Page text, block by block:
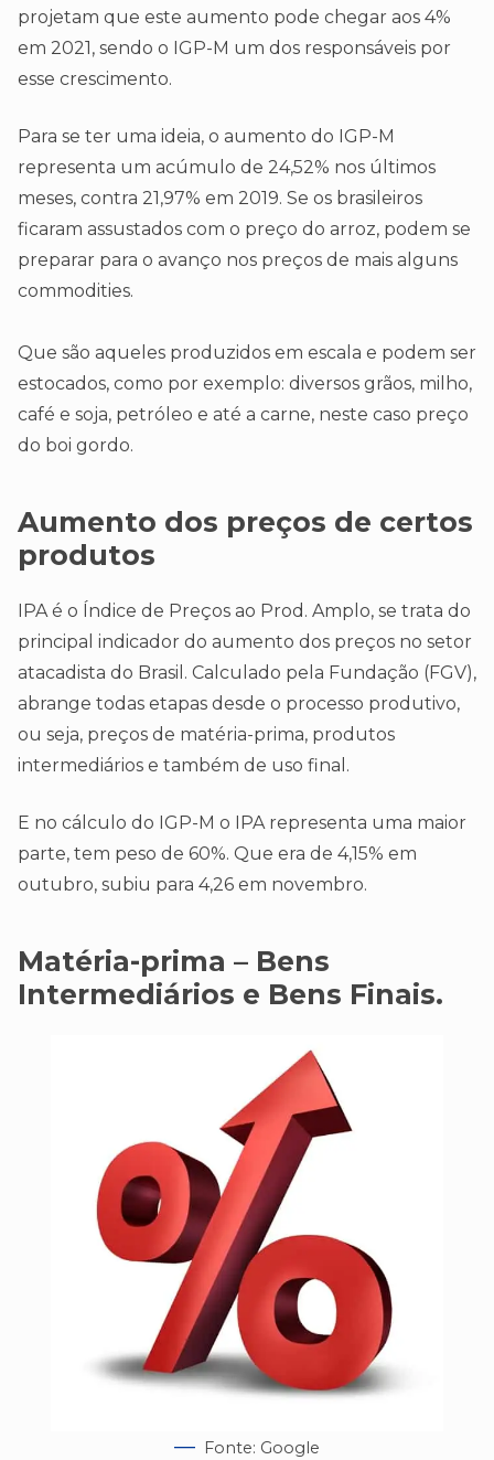
projetam que este aumento pode chegar aos 4%
em 2021, sendo o IGP-M um dos responsáveis por
esse crescimento.
Para se ter uma ideia, o aumento do IGP-M
representa um acúmulo de 24,52% nos últimos
meses, contra 21,97% em 2019. Se os brasileiros
ficaram assustados com o preço do arroz, podem se
preparar para o avanço nos preços de mais alguns
commodities.
Que são aqueles produzidos em escala e podem ser
estocados, como por exemplo: diversos grãos, milho,
café e soja, petróleo e até a carne, neste caso preço
do boi gordo.
Aumento dos preços de certos
produtos
IPA é o Índice de Preços ao Prod. Amplo, se trata do
principal indicador do aumento dos preços no setor
atacadista do Brasil. Calculado pela Fundação (FGV),
abrange todas etapas desde o processo produtivo,
ou seja, preços de matéria-prima, produtos
intermediários e também de uso final.
E no cálculo do IGP-M o IPA representa uma maior
parte, tem peso de 60%. Que era de 4,15% em
outubro, subiu para 4,26 em novembro.
Matéria-prima – Bens
Intermediários e Bens Finais.
Fonte: Google